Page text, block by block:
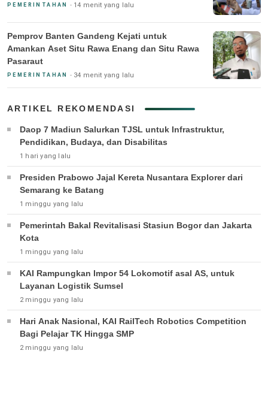
PEMERINTAHAN 14 menit yang lalu
Pemprov Banten Gandeng Kejati untuk
Amankan Aset Situ Rawa Enang dan Situ Rawa
Pasaraut
PEMERINTAHAN 34 menit yang lalu
ARTIKEL REKOMENDASI
Daop 7 Madiun Salurkan TJSL untuk Infrastruktur,
Pendidikan, Budaya, dan Disabilitas
1 hari yang lalu
Presiden Prabowo Jajal Kereta Nusantara Explorer dari
Semarang ke Batang
1 minggu yang lalu
Pemerintah Bakal Revitalisasi Stasiun Bogor dan Jakarta
Kota
1 minggu yang lalu
KAI Rampungkan Impor 54 Lokomotif asal AS, untuk
Layanan Logistik Sumsel
2 minggu yang lalu
Hari Anak Nasional, KAI RailTech Robotics Competition
Bagi Pelajar TK Hingga SMP
2 minggu yang lalu